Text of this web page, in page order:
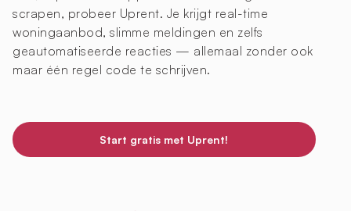
scrapen, probeer Uprent. Je krijgt real-time
woningaanbod, slimme meldingen en zelfs
geautomatiseerde reacties — allemaal zonder ook
maar één regel code te schrijven.
Start gratis met Uprent!